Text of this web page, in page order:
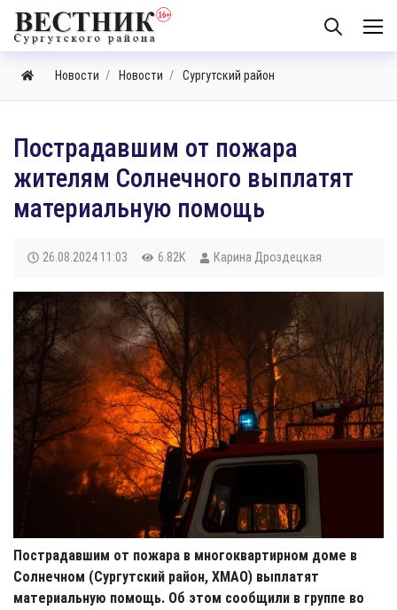
Новости Новости Сургутский район
Пострадавшим от пожара
жителям Солнечного выплатят
материальную помощь
26.08.2024 11:03 6.82K Карина Дроздецкая
Пострадавшим от пожара в многоквартирном доме в
Солнечном (Сургутский район, ХМАО) выплатят
материальную помощь. Об этом сообщили в группе во